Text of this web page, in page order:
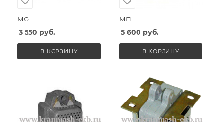
МО
3 550 руб.
В КОРЗИНУ
МП
5 600 руб.
В КОРЗИНУ